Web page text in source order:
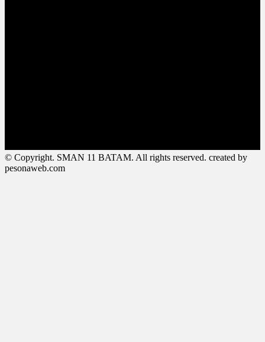
© Copyright. SMAN 11 BATAM. All rights reserved. created by
pesonaweb.com